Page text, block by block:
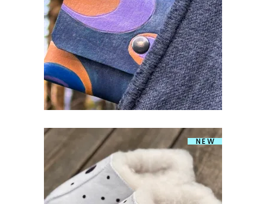
€25.00
NEW
LAMBANAHAST SUSSID 36/37